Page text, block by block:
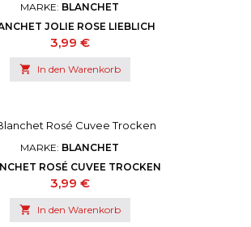
MARKE: BLANCHET
JOLIE ROSE LIEBLICH
Preis
3,99 €
 In den Warenkorb
MARKE: BLANCHET
ROSÉ CUVEE TROCKEN
Preis
3,99 €
 In den Warenkorb